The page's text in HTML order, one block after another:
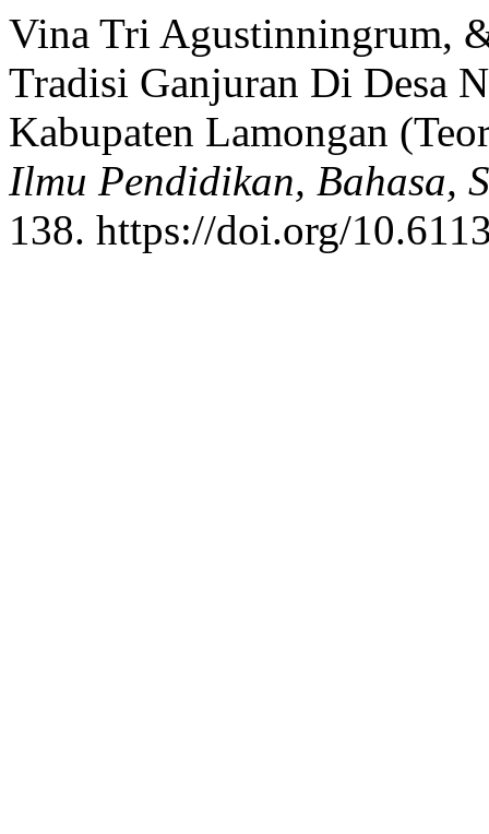
Vina Tri Agustinningrum,
Tradisi Ganjuran Di Desa
Kabupaten Lamongan
Ilmu Pendidikan, Bahasa,
138. https://doi.org/